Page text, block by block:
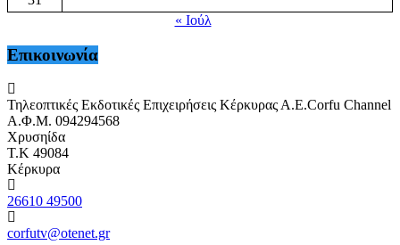
« Ιούλ
Επικοινωνία
Τηλεοπτικές Εκδοτικές Επιχειρήσεις Κέρκυρας Α.Ε.Corfu Channel
Α.Φ.Μ. 094294568
Χρυσηίδα
Τ.Κ 49084
Κέρκυρα
26610 49500
corfutv@otenet.gr